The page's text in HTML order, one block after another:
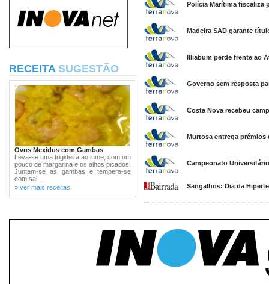
RECEITA SUGESTÃO
Ovos Mexidos com Gambas
Leva-se uma frigideira ao lume, com um
pouco de margarina e os alhos picados.
Juntam-se as gambas e tempera-se
com sal ...
» ver mais receitas
Polícia Marítima fiscaliza
Madeira SAD garante
Illiabum perde frente ao
Governo sem resposta
Costa Nova recebeu
Murtosa entrega
Campeonato
Sangalhos: Dia da